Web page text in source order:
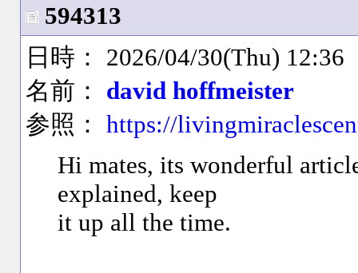
594313
日時： 2026/04/30(Thu) 12:36
名前： david hoffmeister
参照：https://
Hi mates, its wonderful
explained, keep
it up all the time.